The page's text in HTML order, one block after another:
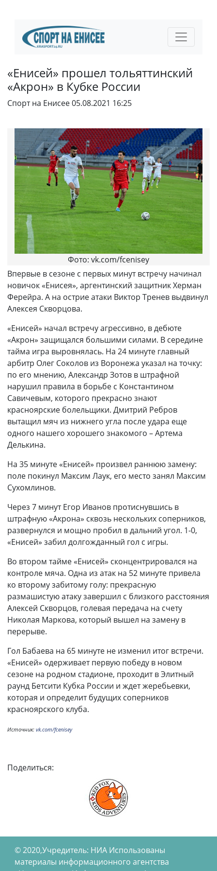
«Енисей» прошел тольяттинский
«Акрон» в Кубке России
Спорт на Енисее05.08.2021 16:25
Фото: vk.com/fcenisey
Впервые в сезоне с первых минут встречу начинал
новичок «Енисея», аргентинский защитник Херман
Ферейра. А на острие атаки Виктор Тренев выдвинул
Алексея Скворцова.
«Енисей» начал встречу агрессивно, в дебюте
«Акрон» защищался большими силами. В середине
тайма игра выровнялась. На 24 минуте главный
арбитр Олег Соколов из Воронежа указал на точку:
по его мнению, Александр Зотов в штрафной
нарушил правила в борьбе с Константином
Савичевым, которого прекрасно знают
красноярские болельщики. Дмитрий Ребров
вытащил мяч из нижнего угла после удара еще
одного нашего хорошего знакомого – Артема
Делькина.
На 35 минуте «Енисей» произвел раннюю замену:
поле покинул Максим Лаук, его место занял Максим
Сухомлинов.
Через 7 минут Егор Иванов протиснувшись в
штрафную «Акрона» сквозь нескольких соперников,
развернулся и мощно пробил в дальний угол. 1-0,
«Енисей» забил долгожданный гол с игры.
Во втором тайме «Енисей» сконцентрировался на
контроле мяча. Одна из атак на 52 минуте привела
ко второму забитому голу: прекрасную
размашистую атаку завершил с близкого расстояния
Алексей Скворцов, голевая передача на счету
Николая Маркова, который вышел на замену в
перерыве.
Гол Бабаева на 65 минуте не изменил итог встречи.
«Енисей» одерживает первую победу в новом
сезоне на родном стадионе, проходит в Элитный
раунд Бетсити Кубка России и ждет жеребьевки,
которая и определит будущих соперников
красноярского клуба.
Источник: vk.com/fcenisey
Поделиться:
© 2020,Учредитель: НИА Использованы
материалы информационного агентства